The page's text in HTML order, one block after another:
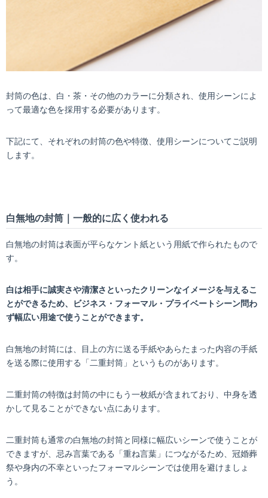
封筒の色は、白・茶・その他のカラーに分類され、使用シーンによ
って最適な色を採用する必要があります。
下記にて、それぞれの封筒の色や特徴、使用シーンについてご説明
します。
白無地の封筒｜一般的に広く使われる
白無地の封筒は表面が平らなケント紙という用紙で作られたもので
す。
白は相手に誠実さや清潔さといったクリーンなイメージを与えるこ
とができるため、ビジネス・フォーマル・プライベートシーン問わ
ず幅広い用途で使うことができます。
白無地の封筒には、目上の方に送る手紙やあらたまった内容の手紙
を送る際に使用する「二重封筒」というものがあります。
二重封筒の特徴は封筒の中にもう一枚紙が含まれており、中身を透
かして見ることができない点にあります。
二重封筒も通常の白無地の封筒と同様に幅広いシーンで使うことが
できますが、忌み言葉である「重ね言葉」につながるため、冠婚葬
祭や身内の不幸といったフォーマルシーンでは使用を避けましょ
う。